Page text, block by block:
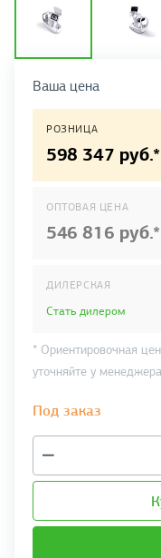
Ваша цена
РОЗНИЦА
598 347 руб.*
ОПТОВАЯ ЦЕНА
546 816 руб.*
ДИЛЕРСКАЯ
Стать дилером
* Ориентировочная
уточняйте у
Под заказ